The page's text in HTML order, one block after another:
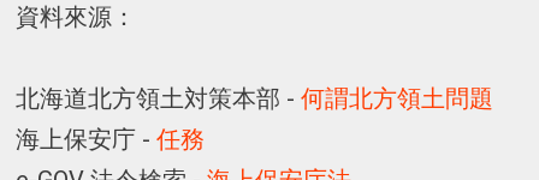
資料來源：
北海道北方領土対策本部 -何謂北方領土問題
海上保安庁 -任務